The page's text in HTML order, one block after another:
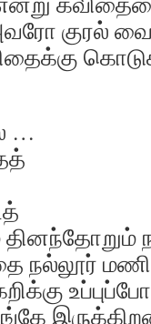
குரல்
…
தினந்தோறும்
நல்லூர்